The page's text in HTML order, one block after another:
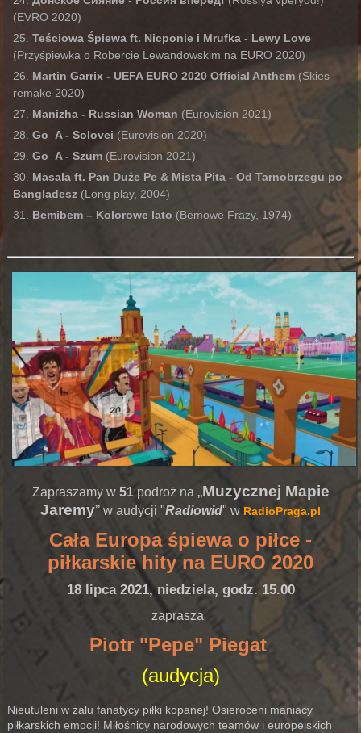
(EVRO 2020)
Teściowa Śpiewa ft. Nicponie i Mrufka - Lewy Love
(Przyśpiewka o Robercie Lewandowskim na EURO 2020)
Martin Garrix - UEFA EURO 2020 Official Anthem (Skies
remake 2020)
Manizha - Russian Woman (Eurovision 2021)
Go_A - Solovei (Eurovision 2020)
Go_A - Szum (Eurovision 2021)
Masala ft. Pan Duże Pe & Mista Pita - Od Tarnobrzegu po
Bangladesz (Long play, 2004)
Bemibem – Kolorowe lato (Bemowe Frazy, 1974)
Zapraszamy w 51podroż na „Muzycznej Mapie
Jaremy” w audycji "Radiowid" w RadioPraga.pl
Cała Europa śpiewa o piłce -
piłkarskie hity na EURO 2020
18 lipca 2021, niedziela, godz. 15.00
zaprasza
Piotr "Pepe" Piegat
(audycja)
Nieutuleni w żalu fanatycy piłki kopanej! Osieroceni maniacy
piłkarskich emocji! Miłośnicy narodowych teamów i europejskich